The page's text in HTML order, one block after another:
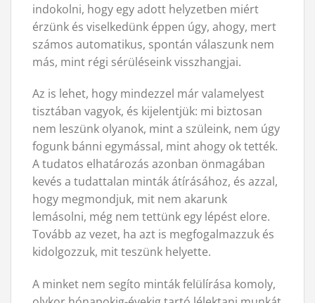
indokolni, hogy egy adott helyzetben miért
érzünk és viselkedünk éppen úgy, ahogy, mert
számos automatikus, spontán válaszunk nem
más, mint régi sérüléseink visszhangjai.
Az is lehet, hogy mindezzel már valamelyest
tisztában vagyok, és kijelentjük: mi biztosan
nem leszünk olyanok, mint a szüleink, nem úgy
fogunk bánni egymással, mint ahogy ok tették.
A tudatos elhatározás azonban önmagában
kevés a tudattalan minták átírásához, és azzal,
hogy megmondjuk, mit nem akarunk
lemásolni, még nem tettünk egy lépést elore.
Tovább az vezet, ha azt is megfogalmazzuk és
kidolgozzuk, mit teszünk helyette.
A minket nem segíto minták felülírása komoly,